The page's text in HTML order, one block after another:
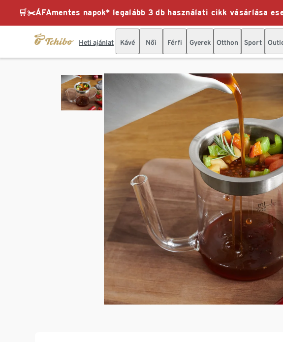
🛒✂️ÁFAmentes napok* legalább 3 db használati cikk vásárlása
Heti ajánlat Kávé Női Férfi Gyerek Otthon Sport